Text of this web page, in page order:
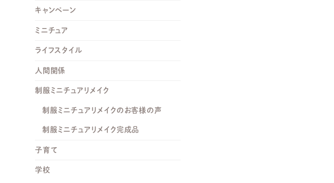
キャンペーン
ミニチュア
ライフスタイル
人間関係
制服ミニチュアリメイク
制服ミニチュアリメイクのお客様の声
制服ミニチュアリメイク完成品
子育て
学校